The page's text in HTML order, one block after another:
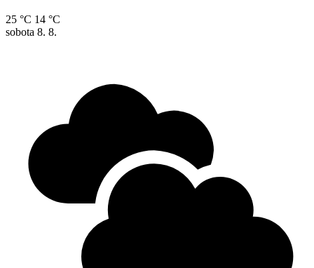
25 °C 14 °C
sobota 8. 8.